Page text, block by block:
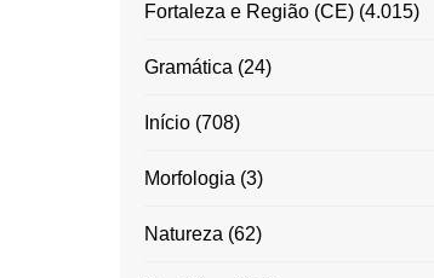
Fortaleza e Região (CE)(4.015)
Gramática (24)
Início(708)
Morfologia (3)
Natureza (62)